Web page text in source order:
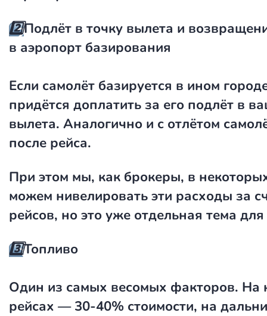
2️⃣Подлёт в точку вылета и
в аэропорт базирования
Если самолёт базируется в ином
придётся доплатить за его подлёт в
вылета. Аналогично и с отлётом
после рейса.
При этом мы, как брокеры, в
можем нивелировать эти расходы за
рейсов, но это уже отдельная тема
3️⃣Топливо
Один из самых весомых факторов. На
рейсах — 30-40% стоимости, на